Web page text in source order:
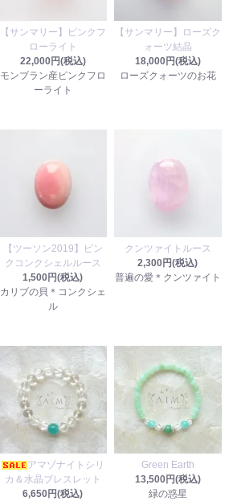
【サンマリー】ピンクフ
ローライト
22,000円(税込)
モンブラン産ピンクフロ
ーライト
【サンマリー】ローズク
ォーツ結晶
18,000円(税込)
ローズクォーツのお花
【ツーソン2019】ピン
クコンクシェルルース
1,500円(税込)
カリブの貝＊コンクシェ
ル
クンツァイトルース
2,300円(税込)
普遍の愛＊クンツァイト
アマゾナイトシリ
カ＆水晶ブレスレット
6,650円(税込)
Green Earth
13,500円(税込)
緑の惑星